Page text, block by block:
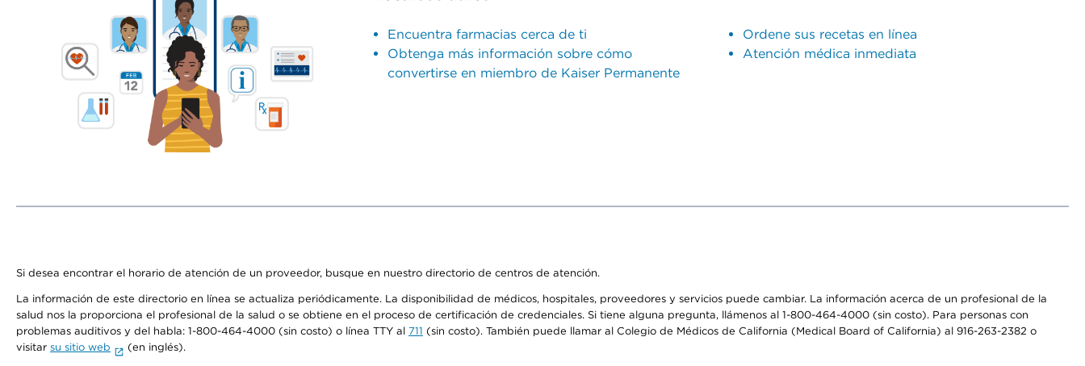
Encuentra farmacias cerca de ti
Obtenga más información sobre cómo
convertirse en miembro de Kaiser Permanente
Ordene sus recetas en línea
Atención médica inmediata
Si desea encontrar el horario de atención de un proveedor, busque en nuestro directorio de centros de atención.
La información de este directorio en línea se actualiza periódicamente. La disponibilidad de médicos, hospitales, proveedores y servicios puede cambiar. La información acerca de un profesional de la
salud nos la proporciona el profesional de la salud o se obtiene en el proceso de certificación de credenciales. Si tiene alguna pregunta, llámenos al 1-800-464-4000 (sin costo). Para personas con
problemas auditivos y del habla: 1-800-464-4000 (sin costo) o línea TTY al 711 (sin costo). También puede llamar al Colegio de Médicos de California (Medical Board of California) al 916-263-2382 o
visitar su sitio web (en inglés).